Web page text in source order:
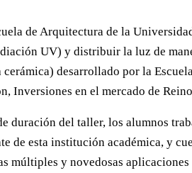
de Arquitectura de la
UV) y distribuir la luz de
desarrollado por la
Inversiones en el mercado de
duración del taller, los alumnos
de esta institución académica, y
múltiples y novedosas